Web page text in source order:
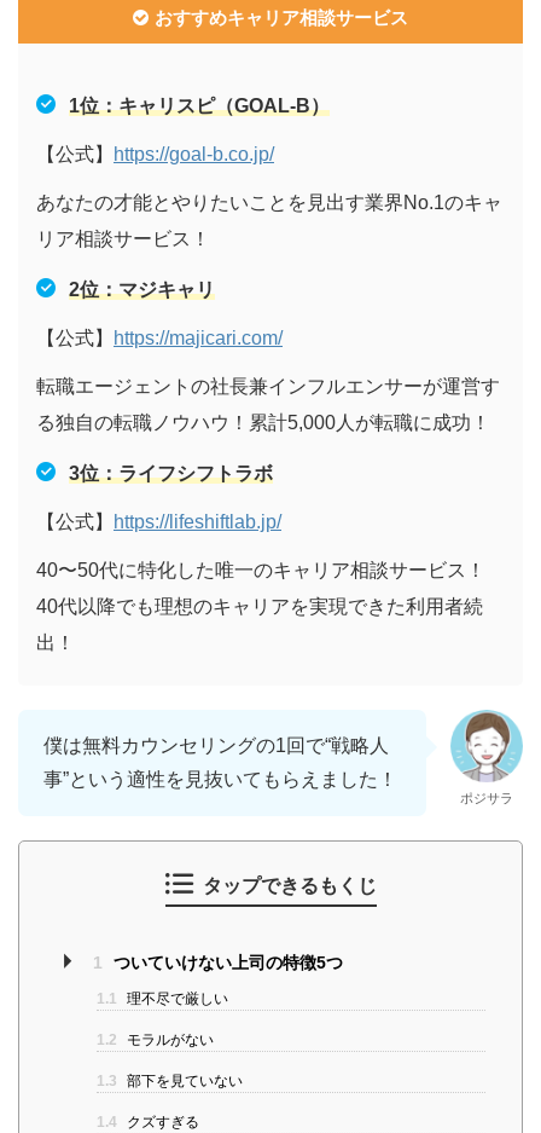
おすすめキャリア相談サービス
1位：キャリスピ（GOAL-B）
【公式】 https://goal-b.co.jp/
あなたの才能とやりたいことを見出す業界No.1のキャ
リア相談サービス！
2位：マジキャリ
【公式】 https://majicari.com/
転職エージェントの社長兼インフルエンサーが運営す
る独自の転職ノウハウ！累計5,000人が転職に成功！
3位：ライフシフトラボ
【公式】 https://lifeshiftlab.jp/
40〜50代に特化した唯一のキャリア相談サービス！
40代以降でも理想のキャリアを実現できた利用者続
出！
僕は無料カウンセリングの1回で“戦略人
事”という適性を見抜いてもらえました！
ポジサラ
タップできるもくじ
1 ついていけない上司の特徴5つ
1.1 理不尽で厳しい
1.2 モラルがない
1.3 部下を見ていない
1.4 クズすぎる